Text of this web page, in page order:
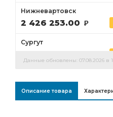
Нижневартовск
2 426 253.00 Р
Сургут
Данные обновлены: 07.08.2026 в
Описание товара